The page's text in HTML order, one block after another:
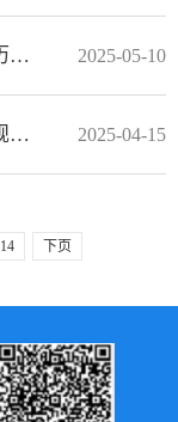
经管学院学生党支部开展“铭记奋斗历程，传承红色基因”党日活动 2025-05-10
经管学院学生党支部开展“重温八项规定，加强作风建设”党日活动 2025-04-15
14 下页